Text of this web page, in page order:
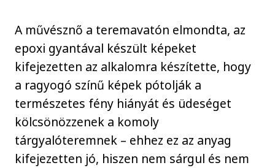
A művésznő a teremavatón elmondta, az
epoxi gyantával készült képeket
kifejezetten az alkalomra készítette, hogy
a ragyogó színű képek pótolják a
természetes fény hiányát és üdeséget
kölcsönözzenek a komoly
tárgyalóteremnek – ehhez ez az anyag
kifejezetten jó, hiszen nem sárgul és nem